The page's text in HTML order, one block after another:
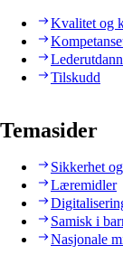
Kvalitet og
Tilskudd
Temasider
Sikkerhet
Læremidler
Samisk i
Nasjonale